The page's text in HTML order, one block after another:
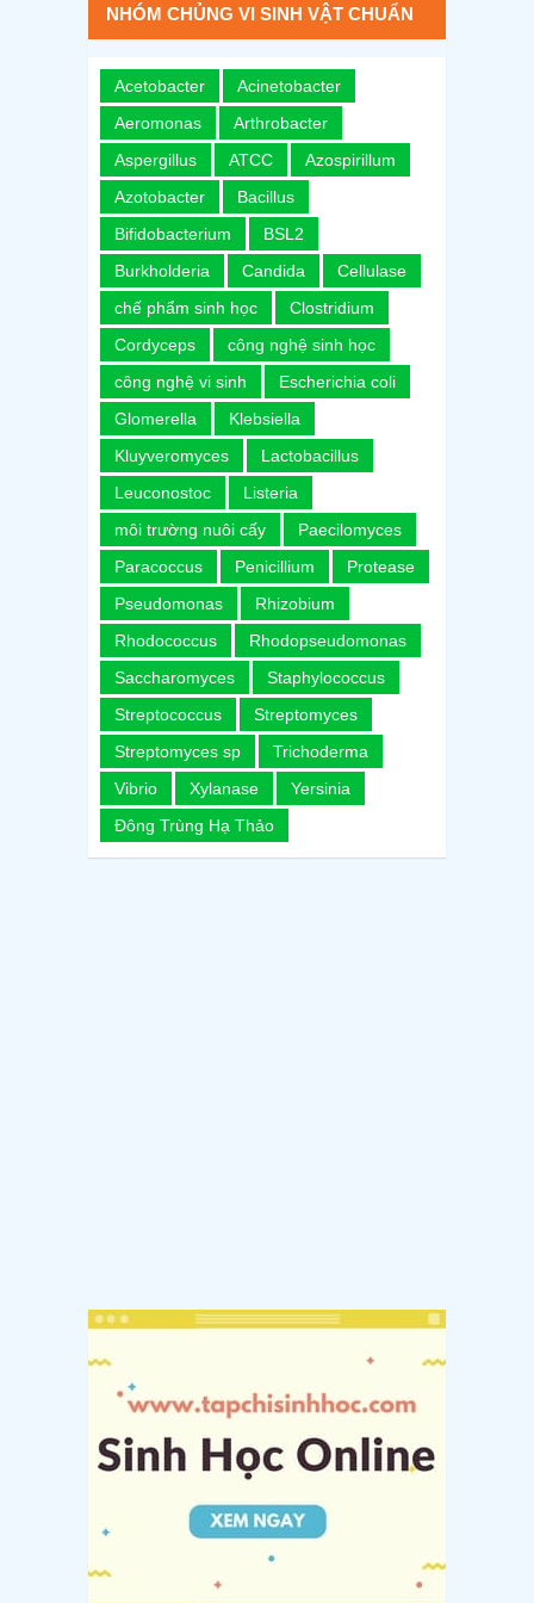
NHÓM CHỦNG VI SINH VẬT CHUẨN
Acetobacter
Acinetobacter
Aeromonas
Arthrobacter
Aspergillus
ATCC
Azospirillum
Azotobacter
Bacillus
Bifidobacterium
BSL2
Burkholderia
Candida
Cellulase
chế phẩm sinh học
Clostridium
Cordyceps
công nghệ sinh học
công nghệ vi sinh
Escherichia coli
Glomerella
Klebsiella
Kluyveromyces
Lactobacillus
Leuconostoc
Listeria
môi trường nuôi cấy
Paecilomyces
Paracoccus
Penicillium
Protease
Pseudomonas
Rhizobium
Rhodococcus
Rhodopseudomonas
Saccharomyces
Staphylococcus
Streptococcus
Streptomyces
Streptomyces sp
Trichoderma
Vibrio
Xylanase
Yersinia
Đông Trùng Hạ Thảo